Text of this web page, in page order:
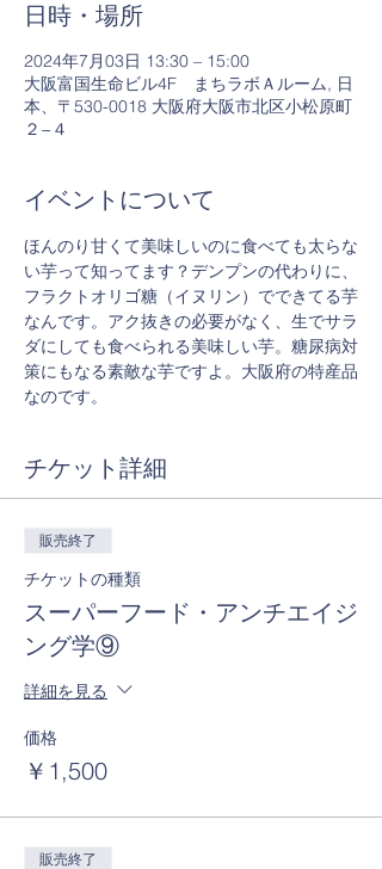
日時・場所
2024年7月03日 13:30 – 15:00
大阪富国生命ビル4F まちラボＡルーム, 日
本、〒530-0018 大阪府大阪市北区小松原町
２−４
イベントについて
ほんのり甘くて美味しいのに食べても太らな
い芋って知ってます？デンプンの代わりに、
フラクトオリゴ糖（イヌリン）でできてる芋
なんです。アク抜きの必要がなく、生でサラ
ダにしても食べられる美味しい芋。糖尿病対
策にもなる素敵な芋ですよ。大阪府の特産品
なのです。
チケット詳細
販売終了
チケットの種類
スーパーフード・アンチエイジ
ング学⑨
詳細を見る
価格
￥1,500
販売終了